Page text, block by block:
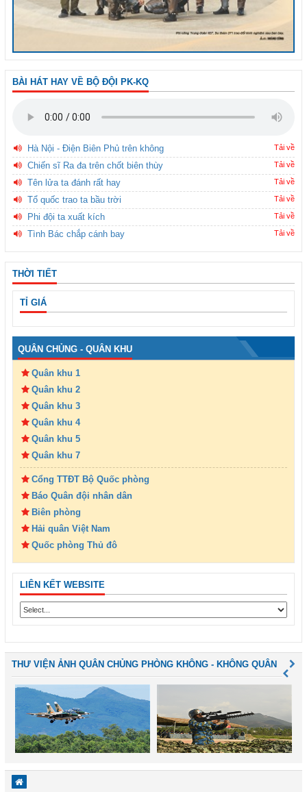
BÀI HÁT HAY VỀ BỘ ĐỘI PK-KQ
Hà Nội - Điện Biên Phủ trên không Tải về
Chiến sĩ Ra đa trên chốt biên thùy Tải về
Tên lửa ta đánh rất hay Tải về
Tổ quốc trao ta bầu trời Tải về
Phi đội ta xuất kích Tải về
Tình Bác chắp cánh bay Tải về
THỜI TIẾT
TỈ GIÁ
QUÂN CHỦNG - QUÂN KHU
Quân khu 1
Quân khu 2
Quân khu 3
Quân khu 4
Quân khu 5
Quân khu 7
Cổng TTĐT Bộ Quốc phòng
Báo Quân đội nhân dân
Biên phòng
Hải quân Việt Nam
Quốc phòng Thủ đô
LIÊN KẾT WEBSITE
THƯ VIỆN ẢNH QUÂN CHỦNG PHÒNG KHÔNG - KHÔNG QUÂN